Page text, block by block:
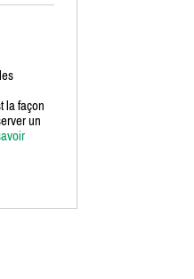
la façon
un